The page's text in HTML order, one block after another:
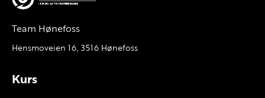
Team Hønefoss
Hensmoveien 16, 3516 Hønefoss
Kurs